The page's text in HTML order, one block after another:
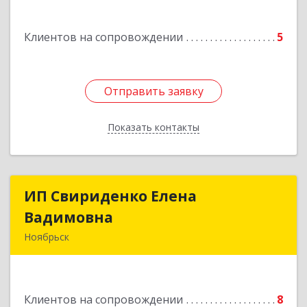
Клиентов на сопровождении 5
Отправить заявку
Показать контакты
Отправить заявку
Назад
ИП Свириденко Елена
Вадимовна
Ноябрьск
Клиентов на сопровождении 8
ИП Свириденко Елена
Подробнее